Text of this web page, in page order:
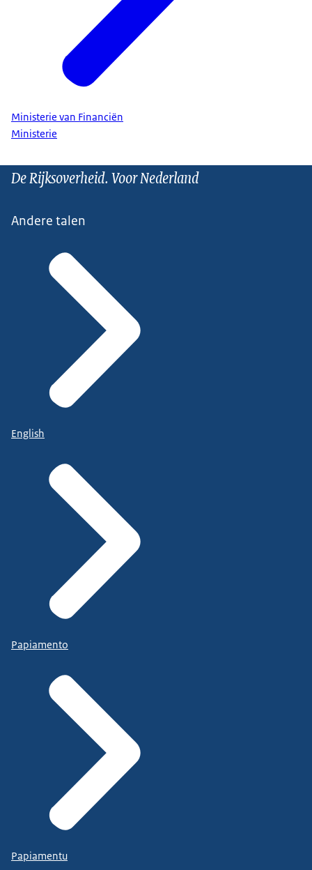
Ministerie van Financiën
Ministerie
De Rijksoverheid. Voor Nederland
Andere talen
English
Papiamento
Papiamentu